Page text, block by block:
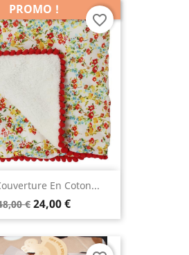
En Coton...
€ 24,00 €
PROMO !
favorite_border